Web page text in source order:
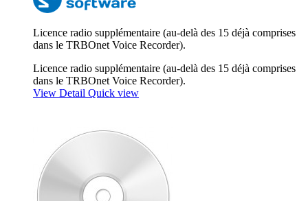
Licence radio supplémentaire (au-delà des 15 déjà comprises
dans le TRBOnet Voice Recorder).
Licence radio supplémentaire (au-delà des 15 déjà comprises
dans le TRBOnet Voice Recorder).
View Detail Quick view